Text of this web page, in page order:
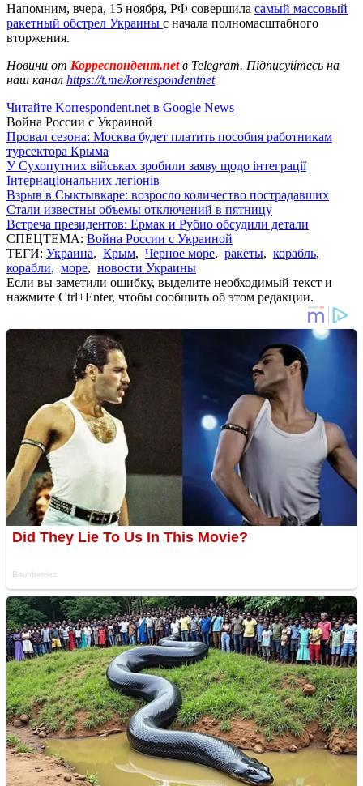
Напомним, вчера, 15 ноября, РФ совершила самый массовый
ракетный обстрел Украины с начала полномасштабного
вторжения.
Новини от Корреспондент.netв Telegram. Підписуйтесь на
наш канал https://t.me/korrespondentnet
Читайте Korrespondent.net в Google News
Война России с Украиной
Провал сезона: Москва будет платить пособия работникам
турсектора Крыма
У Сухопутних військах зробили заяву щодо інтеграції
Інтернаціональних легіонів
Взрыв в Сыктывкаре: возросло количество пострадавших
Стали известны объемы отключений в пятницу
Встреча президентов: Ермак и Рубио обсудили детали
СПЕЦТЕМА: Война России с Украиной
ТЕГИ: Украина, Крым, Черное море, ракеты, корабль,
корабли, море, новости Украины
Если вы заметили ошибку, выделите необходимый текст и
нажмите Ctrl+Enter, чтобы сообщить об этом редакции.